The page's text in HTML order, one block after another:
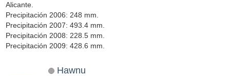
Alicante.
Precipitación 2006: 248 mm.
Precipitación 2007: 493.4 mm.
Precipitación 2008: 228.5 mm.
Precipitación 2009: 428.6 mm.
Hawnu